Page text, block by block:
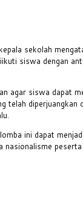
sekolah
siswa dengan
agar siswa dapat
telah diperjuangkan
ini dapat
nasionalisme peserta